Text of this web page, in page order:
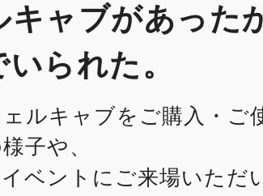
キャブがあった
られた。
ルキャブをご購入・ご
子や、
ベントにご来場いただ